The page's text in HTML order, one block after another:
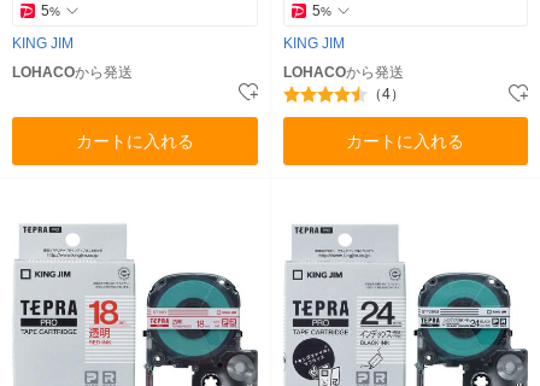
5%
KING JIM
LOHACOから発送
カートに入れる
5%
KING JIM
LOHACOから発送
（4）
カートに入れる